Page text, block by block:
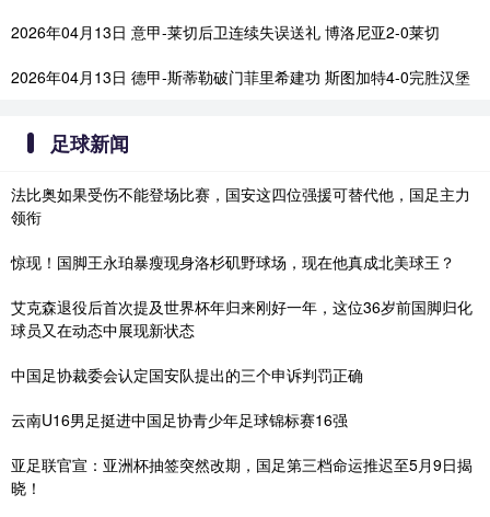
2026年04月13日 意甲-莱切后卫连续失误送礼 博洛尼亚2-0莱切
2026年04月13日 德甲-斯蒂勒破门菲里希建功 斯图加特4-0完胜汉堡
足球新闻
法比奥如果受伤不能登场比赛，国安这四位强援可替代他，国足主力
领衔
惊现！国脚王永珀暴瘦现身洛杉矶野球场，现在他真成北美球王？
艾克森退役后首次提及世界杯年归来刚好一年，这位36岁前国脚归化
球员又在动态中展现新状态
中国足协裁委会认定国安队提出的三个申诉判罚正确
云南U16男足挺进中国足协青少年足球锦标赛16强
亚足联官宣：亚洲杯抽签突然改期，国足第三档命运推迟至5月9日揭
晓！